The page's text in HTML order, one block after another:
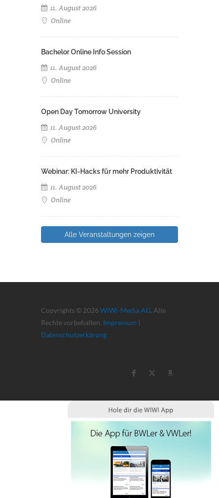
11. August 2026
Online
Bachelor Online Info Session
11. August 2026
Online
Open Day Tomorrow University
11. August 2026
Online
Webinar: KI-Hacks für mehr Produktivität
11. August 2026
Online
Alle Veranstaltungen zeigen
Copyrights © 2026 WiWi-Media AG. Alle
Rechte vorbehalten. Impressum |
Datenschutzerkärung